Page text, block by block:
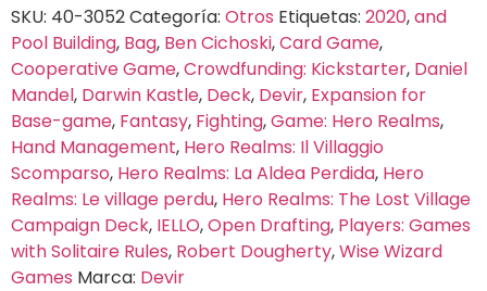
SKU: 40-3052Categoría: Otros Etiquetas: 2020,and
Pool Building, Bag, Ben Cichoski,Card Game,
Cooperative Game,Crowdfunding: Kickstarter, Daniel
Mandel, Darwin Kastle, Deck, Devir, Expansion for
Base-game, Fantasy, Fighting,Game: Hero Realms,
Hand Management, Hero Realms: Il Villaggio
Scomparso, Hero Realms: La Aldea Perdida, Hero
Realms: Le village perdu, Hero Realms: The Lost Village
Campaign Deck, IELLO,Open Drafting, Players: Games
with Solitaire Rules, Robert Dougherty,Wise Wizard
Games Marca: Devir